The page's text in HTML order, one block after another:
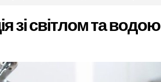
зі світлом та водою